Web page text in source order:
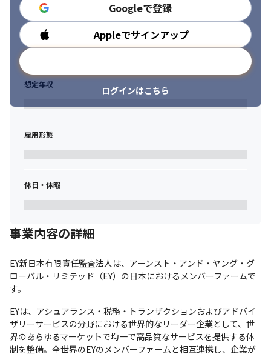
Googleで登録
Appleでサインアップ
ログインはこちら
勤務時間
想定年収
雇用形態
休日・休暇
事業内容の詳細
EY新日本有限責任監査法人は、アーンスト・アンド・ヤング・グ
ローバル・リミテッド（EY）の日本におけるメンバーファームで
す。
EYは、アシュアランス・税務・トランザクションおよびアドバイ
ザリーサービスの分野における世界的なリーダー企業として、世
界のあらゆるマーケットで均一で高品質なサービスを提供する体
制を整備。全世界のEYのメンバーファームと相互連携し、企業が